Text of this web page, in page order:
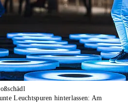
Leuchtspuren hinterlassen: Am